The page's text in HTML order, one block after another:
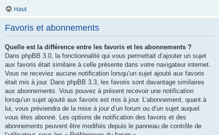
Haut
Favoris et abonnements
Quelle est la différence entre les favoris et les abonnements ?
Dans phpBB 3.0, la fonctionnalité qui vous permettait d’ajouter un sujet
aux favoris était similaire à celle présente dans votre navigateur internet.
Vous ne receviez aucune notification lorsqu’un sujet ajouté aux favoris
était mis à jour. Dans phpBB 3.3, les favoris sont davantage similaires
aux abonnements. Vous pouvez à présent recevoir une notification
lorsqu’un sujet ajouté aux favoris est mis à jour. L’abonnement, quant à
lui, vous préviendra de la mise à jour d’un forum ou d’un sujet auquel
vous êtes abonné. Les options de notification des favoris et des
abonnements peuvent être modifiés depuis le panneau de contrôle de